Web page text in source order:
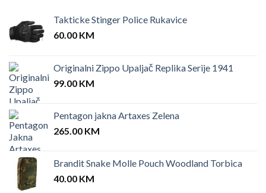
Takticke Stinger Police Rukavice
60.00 KM
Originalni Zippo Upaljač Replika Serije 1941
99.00 KM
Pentagon jakna Artaxes Zelena
265.00 KM
Brandit Snake Molle Pouch Woodland Torbica
40.00 KM